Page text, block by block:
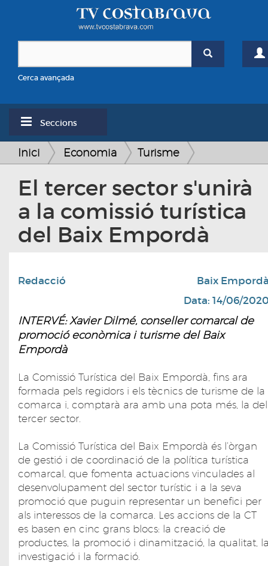
Cerca avançada
Seccions
Inici Economia Turisme
El tercer sector s'unirà
a la comissió turística
del Baix Empordà
Redacció
Baix
Data: 14/06/
INTERVÉ: Xavier Dilmé, conseller comarcal de
promoció econòmica i turisme del Baix
Empordà
La Comissió Turística del Baix Empordà, fins ara
formada pels regidors i els tècnics de turisme de la
comarca i, comptarà ara amb una pota més, la del
tercer sector.
La Comissió Turística del Baix Empordà és l’òrgan
de gestió i de coordinació de la política turística
comarcal, que fomenta actuacions vinculades al
desenvolupament del sector turístic i a la seva
promoció que puguin representar un benefici per
als interessos de la comarca. Les accions de la CT
es basen en cinc grans blocs: la creació de
productes, la promoció i dinamització, la qualitat,
investigació i la formació.